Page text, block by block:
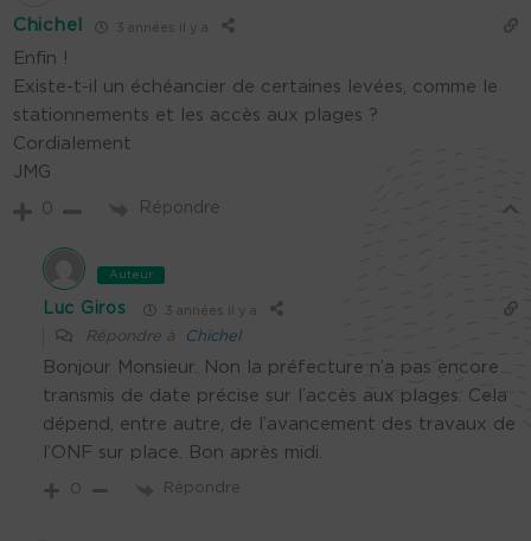
Chichel 3 années il y a
Enfin !
Existe-t-il un échéancier de certaines levées, comme le
stationnements et les accès aux plages ?
Cordialement
JMG
0 Répondre
Auteur
Luc Giros 3 années il y a
Répondre à Chichel
Bonjour Monsieur. Non la préfecture n’a pas encore
transmis de date précise sur l’accès aux plages. Cela
dépend, entre autre, de l’avancement des travaux de
l’ONF sur place. Bon après midi.
0 Répondre